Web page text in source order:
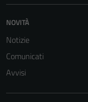
NOVITÀ
Notizie
Comunicati
Avvisi